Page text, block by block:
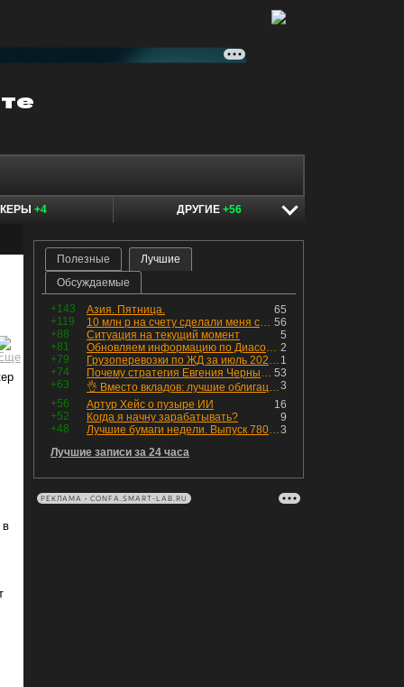
+4 ДРУГИЕ +56
в
Полезные
Лучшие
Обсуждаемые
+143 65
Азия. Пятница.
+119
56
10 млн р на счету сделали меня счастливым? Ожидание vs Реальность!
+88
5
Ситуация на текущий момент
+81
2
Обновляем информацию по Диасофту: дивиденды и выкуп
+79
1
Грузоперевозки по ЖД за июль 2026 г. — четвёртый месяц подряд роста, чёрные металлы на уровне прошлого года, а каменный уголь в плюсе.
+74
53
Почему стратегия Евгения Черных приведет вас к убыткам в 2026 году
+63
3
👌 Вместо вкладов: лучшие облигации — только супер надёжные
+56
16
Артур Хейс о пузыре ИИ
+52
9
Когда я начну зарабатывать?
+48
3
Лучшие бумаги недели. Выпуск 780 – обновления для пятницы
Лучшие записи за 24 часа
РЕКЛАМА • CONFA.SMART-LAB.RU